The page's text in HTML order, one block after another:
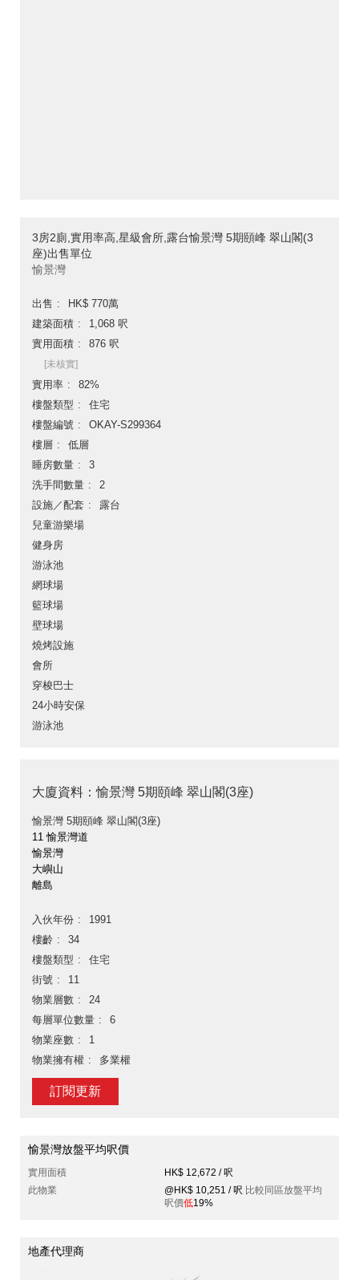
3房2廁,實用率高,星級會所,露台愉景灣 5期頤峰 翠山閣(3
座)出售單位
愉景灣
出售
HK$ 770萬
建築面積
1,068 呎
實用面積
876 呎
[未核實]
實用率
82%
樓盤類型
住宅
樓盤編號
OKAY-S299364
樓層
低層
睡房數量
3
洗手間數量
2
設施／配套
露台
兒童游樂場
健身房
游泳池
網球場
籃球場
壁球場
燒烤設施
會所
穿梭巴士
24小時安保
游泳池
大廈資料：愉景灣 5期頤峰 翠山閣(3座)
愉景灣 5期頤峰 翠山閣(3座)
11 愉景灣道
愉景灣
大嶼山
離島
入伙年份
1991
樓齡
34
樓盤類型
住宅
街號
11
物業層數
24
每層單位數量
6
物業座數
1
物業擁有權
多業權
訂閱更新
愉景灣放盤平均呎價
實用面積
HK$ 12,672 / 呎
此物業
@HK$ 10,251 / 呎 比較同區放盤平均
呎價低19%
地產代理商